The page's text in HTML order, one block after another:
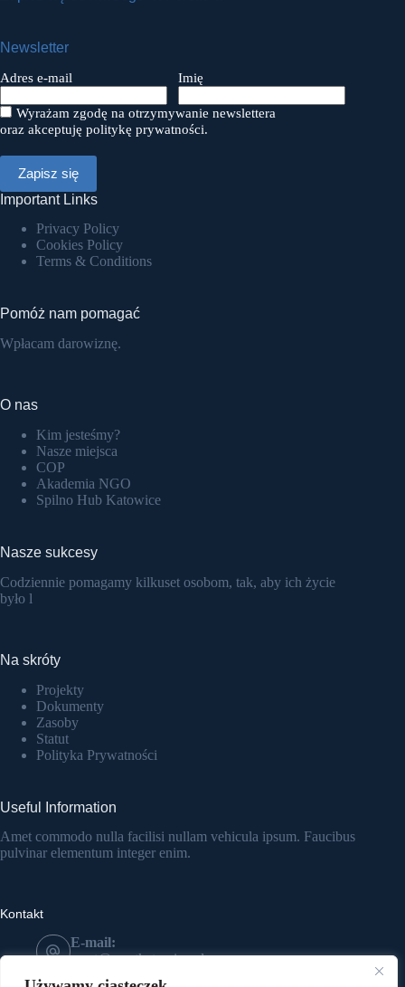
Newsletter
Adres e-mail Imię
Wyrażam zgodę na otrzymywanie newslettera
oraz akceptuję politykę prywatności.
Important Links
Privacy Policy
Cookies Policy
Terms & Conditions
Pomóż nam pomagać
Wpłacam darowiznę.
O nas
Kim jesteśmy?
Nasze miejsca
COP
Akademia NGO
Spilno Hub Katowice
Nasze sukcesy
Codziennie pomagamy kilkuset osobom, tak, aby ich życie
było l
Na skróty
Projekty
Dokumenty
Zasoby
Statut
Polityka Prywatności
Useful Information
Amet commodo nulla facilisi nullam vehicula ipsum. Faucibus
pulvinar elementum integer enim.
Kontakt
E-mail:
most@mostkatowice.pl
Telefon: